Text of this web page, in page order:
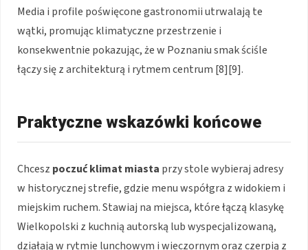
Media i profile poświęcone gastronomii utrwalają te
wątki, promując klimatyczne przestrzenie i
konsekwentnie pokazując, że w Poznaniu smak ściśle
łączy się z architekturą i rytmem centrum [8][9].
Praktyczne wskazówki końcowe
Chcesz poczuć klimat miasta przy stole wybieraj adresy
w historycznej strefie, gdzie menu współgra z widokiem i
miejskim ruchem. Stawiaj na miejsca, które łączą klasykę
Wielkopolski z kuchnią autorską lub wyspecjalizowaną,
działają w rytmie lunchowym i wieczornym oraz czerpią z